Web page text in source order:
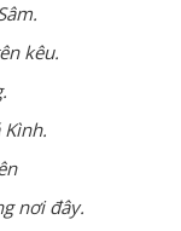
kêu.
Kình.
nơi đây.